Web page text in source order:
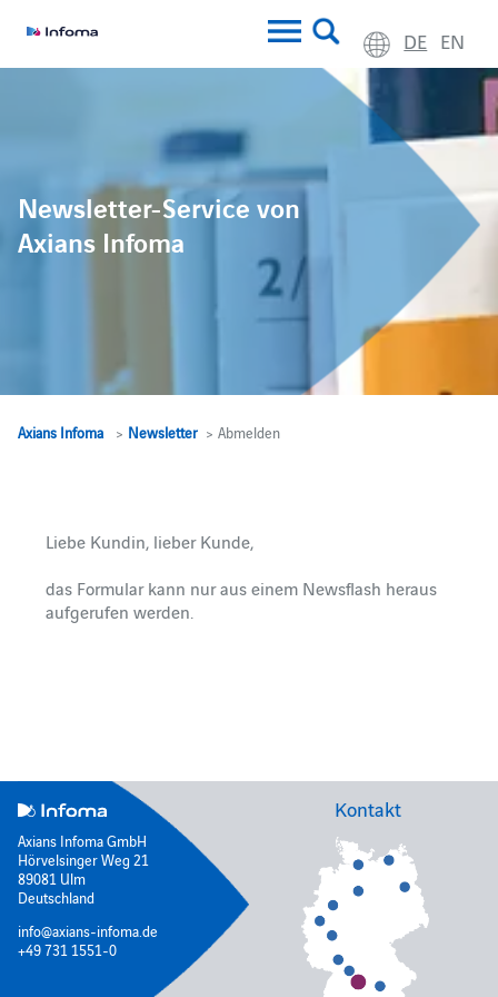
DE EN
Newsletter-Service von
Axians Infoma
Axians Infoma> Newsletter> Abmelden
Axians Infoma GmbH
Hörvelsinger Weg 21
89081 Ulm
Deutschland
info@axians-infoma.de
+49 731 1551-0
Kontakt